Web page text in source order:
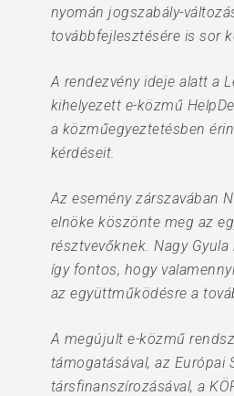
nyomán jogszabály-
továbbfejlesztésére is sor
A rendezvény ideje alatt a
kihelyezett e-közmű
a közműegyeztetésben
kérdéseit.
Az esemény zárszavában
elnöke köszönte meg az
résztvevőknek. Nagy
így fontos, hogy
az együttműködésre a
A megújult e-közmű
támogatásával, az Európai
társfinanszírozásával, a